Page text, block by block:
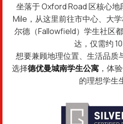
坐落于 Oxford Road 区核心
Mile，从这里前往市中心、大
尔德（Fallowfield）学生社区
达，仅需约 10
想要兼顾地理位置、生活品质
选择德优曼城南学生公寓 ，体
的理想学生